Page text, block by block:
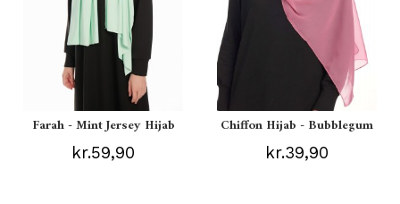
Farah - Mint Jersey Hijab
kr.59,90
Chiffon Hijab - Bubblegum
kr.39,90